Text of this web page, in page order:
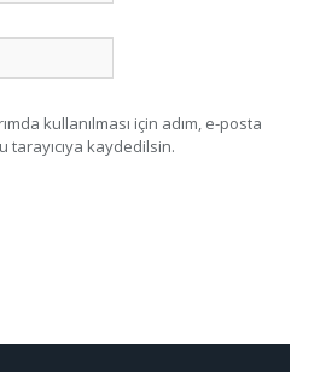
kullanılması için adım, e-posta
kaydedilsin.